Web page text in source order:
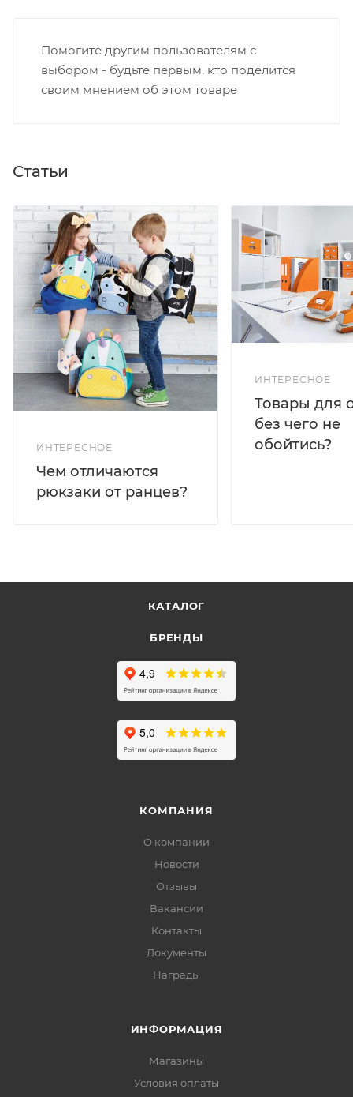
Помогите другим пользователям с
выбором - будьте первым, кто поделится
своим мнением об этом товаре
Статьи
ИНТЕРЕСНОЕ
Чем отличаются
рюкзаки от ранцев?
ИНТЕРЕСНОЕ
Товары для
без чего не
обойтись?
КАТАЛОГ
БРЕНДЫ
КОМПАНИЯ
О компании
Новости
Отзывы
Вакансии
Контакты
Документы
Награды
ИНФОРМАЦИЯ
Магазины
Условия оплаты